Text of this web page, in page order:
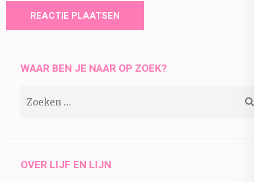
WAAR BEN JE NAAR OP ZOEK?
OVER LIJF EN LIJN